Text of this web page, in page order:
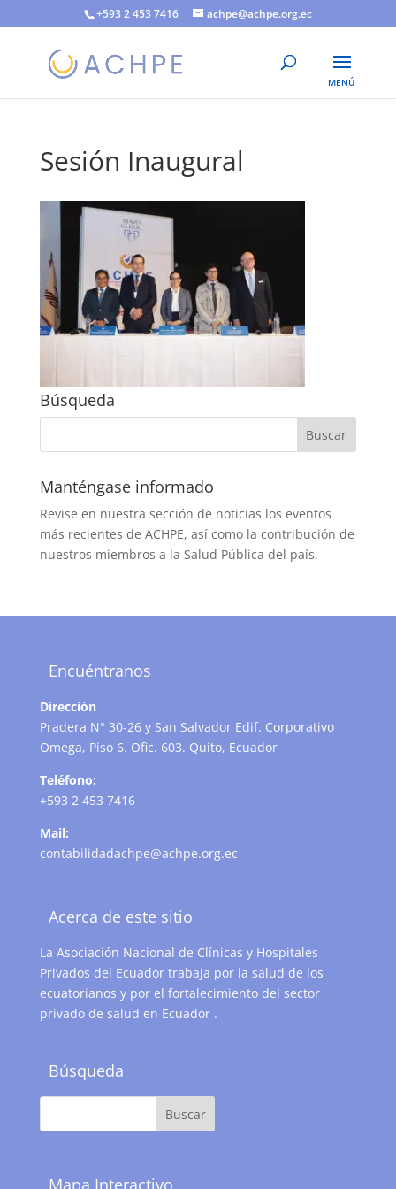
+593 2 453 7416 achpe@achpe.org.ec
Sesión Inaugural
Búsqueda
Manténgase informado
Revise en nuestra sección de noticias los eventos
más recientes de ACHPE, así como la contribución de
nuestros miembros a la Salud Pública del país.
Encuéntranos
Dirección
Pradera N° 30-26 y San Salvador Edif. Corporativo
Omega, Piso 6. Ofic. 603. Quito, Ecuador
Teléfono:
+593 2 453 7416
Mail:
contabilidadachpe@achpe.org.ec
Acerca de este sitio
La Asociación Nacional de Clínicas y Hospitales
Privados del Ecuador trabaja por la salud de los
ecuatorianos y por el fortalecimiento del sector
privado de salud en Ecuador .
Búsqueda